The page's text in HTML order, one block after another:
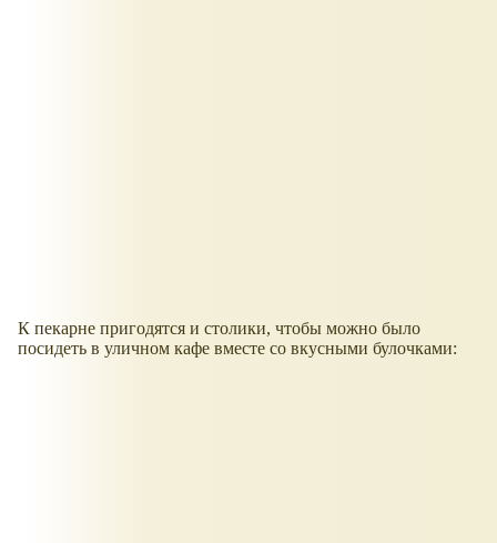
К пекарне пригодятся и столики, чтобы можно было
посидеть в уличном кафе вместе со вкусными булочками: